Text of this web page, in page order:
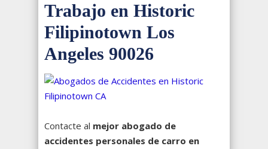
Trabajo en Historic
Filipinotown Los
Angeles 90026
Contacte al mejor abogado de
accidentes personales de carro en